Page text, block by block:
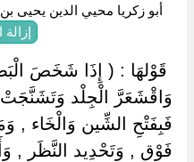
أبو زكريا محيي الدين يحيى بن
‏قَوْلهَا : ( إِذَا شَخَصَ
وَاقْشَعَرَّ الْجِلْد
فَبِفَتْحِ الشِّين وَالْخَاء ,
فَوْق , وَتَحْدِيد النَّظَر ,